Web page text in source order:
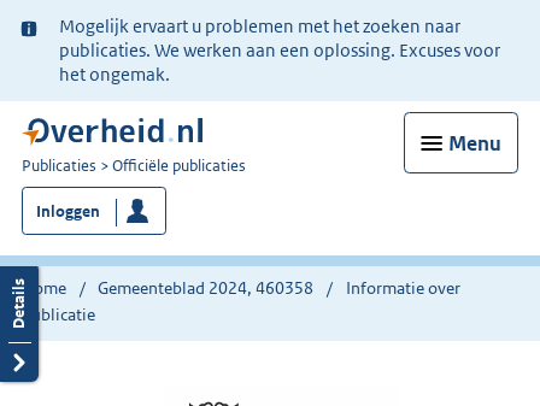
Ter
informatie:
Mogelijk ervaart u problemen met het zoeken naar
publicaties. We werken aan een oplossing. Excuses voor
het ongemak.
Menu
U
bent
nu
hier:
Publicaties Officiële publicaties
Inloggen
Home Gemeenteblad 2024, 460358
Informatie over
publicatie